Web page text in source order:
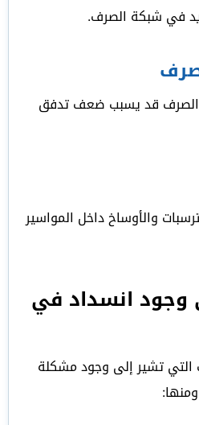
في شبكة الصرف.
الصرف قد يسبب ضعف تدفق
والأوساخ داخل المواسير
وجود انسداد في
التي تشير إلى وجود مشكلة